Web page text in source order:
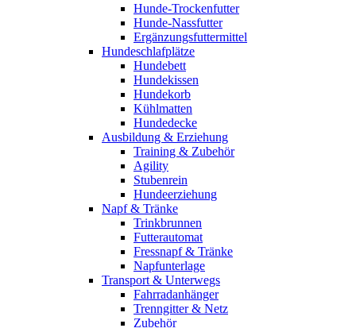
Hunde-Trockenfutter
Hunde-Nassfutter
Ergänzungsfuttermittel
Hundeschlafplätze
Hundebett
Hundekissen
Hundekorb
Kühlmatten
Hundedecke
Ausbildung & Erziehung
Training & Zubehör
Agility
Stubenrein
Hundeerziehung
Napf & Tränke
Trinkbrunnen
Futterautomat
Fressnapf & Tränke
Napfunterlage
Transport & Unterwegs
Fahrradanhänger
Trenngitter & Netz
Zubehör